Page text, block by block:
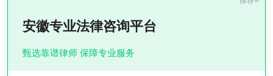
安徽专业法律咨询平台
甄选靠谱律师 保障专业服务